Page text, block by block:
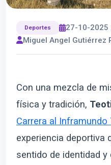
Deportes
27-10-2025
Miguel Angel Gutiérrez
Con una mezcla de
física y tradición,
Carrera al Inframundo
experiencia deportiva
sentido de identidad y